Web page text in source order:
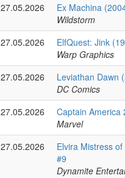
27.05.2026
Ex Machina
Wildstorm
27.05.2026
ElfQuest: Jink
Warp Graphics
27.05.2026
Leviathan Dawn
DC Comics
27.05.2026
Captain America
Marvel
27.05.2026
Elvira Mistress
#9
Dynamite